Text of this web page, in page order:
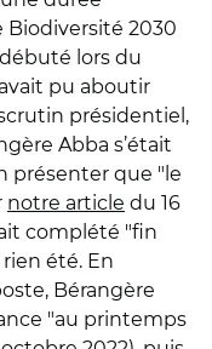
Biodiversité 2030
lors du
pu aboutir
présidentiel,
Abba s’était
présenter que "le
notre article du 16
complété "fin
été. En
Bérangère
"au printemps